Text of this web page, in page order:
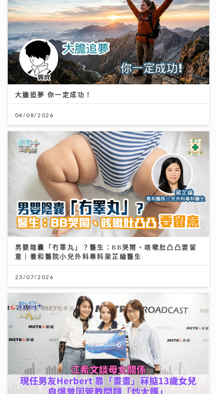
大膽追夢 你一定成功！
04/08/2026
男嬰陰囊「冇睪丸」？醫生：BB哭鬧、咳嗽肚凸凸要留
意｜養和醫院小兒外科專科梁芷綸醫生
23/07/2026